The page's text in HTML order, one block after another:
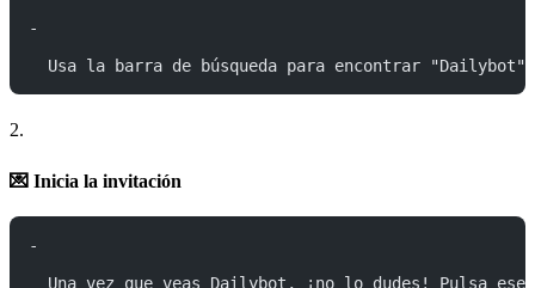
-
  Usa la barra de búsqueda para encontrar "Dailybot".
2.
💌 Inicia la invitación
-
Una vez que veas Dailybot, ¡no lo dudes! Pulsa